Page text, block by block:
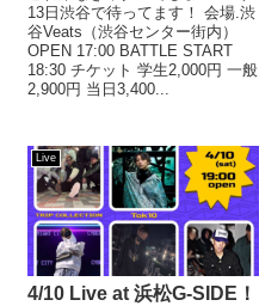
13日渋谷で待ってます！ 会場.渋
谷Veats（渋谷センター街内）
OPEN 17:00 BATTLE START
18:30 チケット 学生2,000円 一般
2,900円 当日3,400...
Live
4/10 Live at 浜松G-SIDE！